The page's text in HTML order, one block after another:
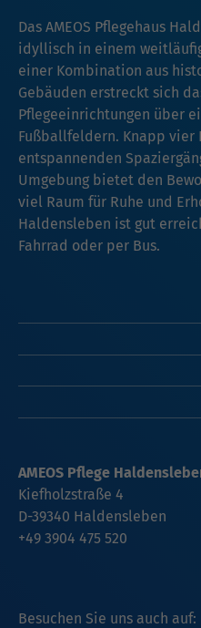
Das AMEOS Pflegehaus
idyllisch in einem
einer Kombination aus
Gebäuden erstreckt sich
Pflegeeinrichtungen über
Fußballfeldern. Knapp vier
entspannenden
Umgebung bietet den
viel Raum für Ruhe und
Haldensleben ist gut
Fahrrad oder per Bus.
Besuchen Sie uns auch auf:
AMEOS Pflege
Kiefholzstraße 4
D-39340 Haldensleben
+49 3904 475 520